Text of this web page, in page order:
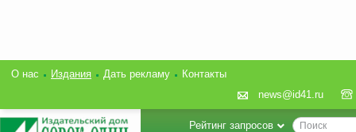
О нас Издания Дать рекламу
Контакты
news@id41.ru
Рейтинг запросов